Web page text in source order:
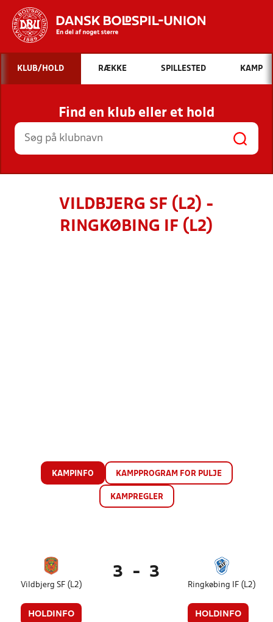
Hvad vil du søge efter?
INDHOLD OG NYHEDER
STILLINGER, RESULTATER, KLUBBER OG
HOLD
KLUB/HOLD RÆKKE SPILLESTED KAMP
Find en klub eller et hold
VILDBJERG SF (L2) -
RINGKØBING IF (L2)
KAMPINFO KAMPPROGRAM FOR PULJE
KAMPREGLER
Vildbjerg SF (L2)
HOLDINFO
3 - 3
Ringkøbing IF (L2)
HOLDINFO